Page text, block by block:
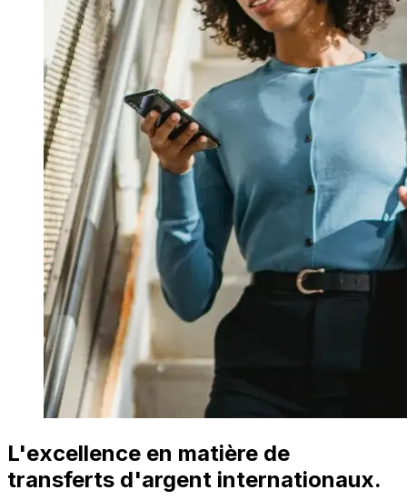
L'excellence en matière de
transferts d'argent internationaux.